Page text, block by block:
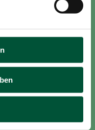
Toilette dürfen auf